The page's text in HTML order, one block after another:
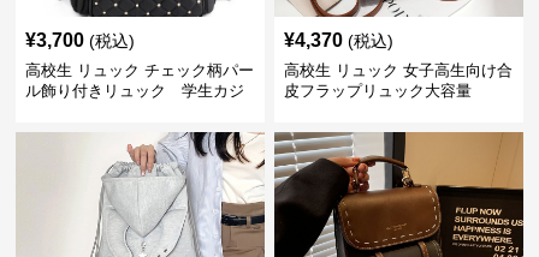
¥3,700 (税込)
高校生 リュック チェック柄パー
ル飾り付きリュック 学生カジ
¥4,370 (税込)
高校生 リュック 女子高生向け合
皮フラップリュック大容量